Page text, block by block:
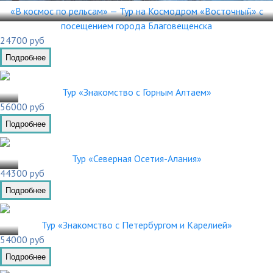
«В космос по рельсам» — Тур на Космодром «Восточный» с
посещением города Благовещенска
24700 руб
Подробнее
Тур «Знакомство с Горным Алтаем»
56000 руб
Подробнее
Тур «Северная Осетия-Алания»
44300 руб
Подробнее
Тур «Знакомство с Петербургом и Карелией»
54000 руб
Подробнее